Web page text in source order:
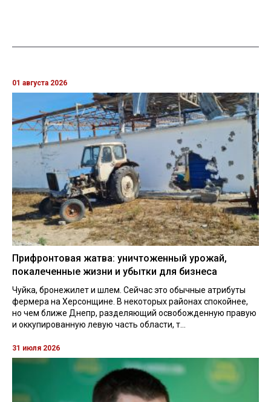
01 августа 2026
Прифронтовая жатва: уничтоженный урожай,
покалеченные жизни и убытки для бизнеса
Чуйка, бронежилет и шлем. Сейчас это обычные атрибуты
фермера на Херсонщине. В некоторых районах спокойнее,
но чем ближе Днепр, разделяющий освобожденную правую
и оккупированную левую часть области, т...
31 июля 2026